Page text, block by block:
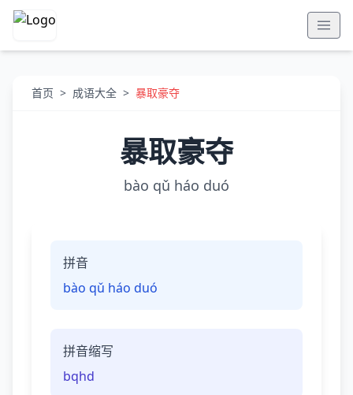
首页 > 成语大全 > 暴取豪夺
暴取豪夺
bào qǔ háo duó
拼音
bào qǔ háo duó
拼音缩写
bqhd